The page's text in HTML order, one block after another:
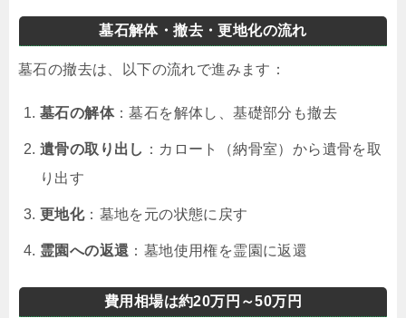
墓石解体・撤去・更地化の流れ
墓石の撤去は、以下の流れで進みます：
墓石の解体：墓石を解体し、基礎部分も撤去
遺骨の取り出し ：カロート（納骨室）から遺骨を取
り出す
更地化：墓地を元の状態に戻す
霊園への返還 ：墓地使用権を霊園に返還
費用相場は約20万円～50万円